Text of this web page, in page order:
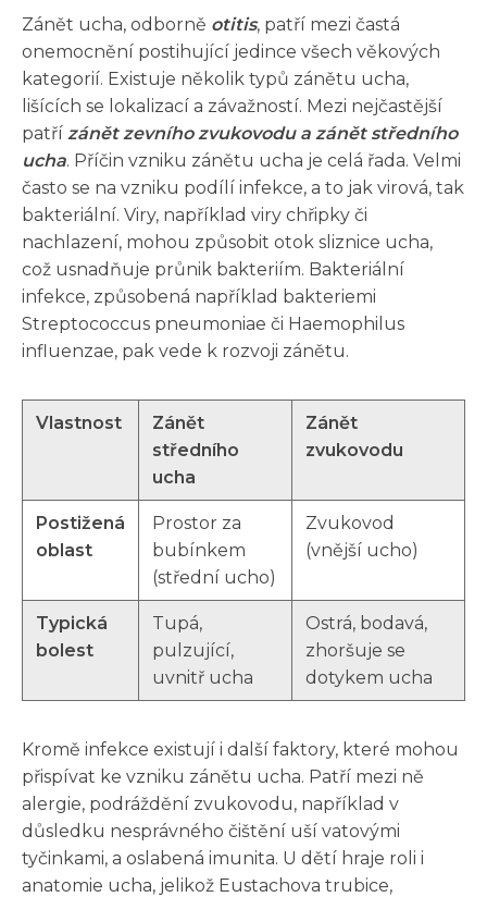
Zánět ucha, odborně otitis, patří mezi častá
onemocnění postihující jedince všech věkových
kategorií. Existuje několik typů zánětu ucha,
lišících se lokalizací a závažností. Mezi nejčastější
patří zánět zevního zvukovodu a zánět středního
ucha. Příčin vzniku zánětu ucha je celá řada. Velmi
často se na vzniku podílí infekce, a to jak virová, tak
bakteriální. Viry, například viry chřipky či
nachlazení, mohou způsobit otok sliznice ucha,
což usnadňuje průnik bakteriím. Bakteriální
infekce, způsobená například bakteriemi
Streptococcus pneumoniae či Haemophilus
influenzae, pak vede k rozvoji zánětu.
Vlastnost
Zánět
středního
ucha
Zánět
zvukovodu
Postižená
oblast
Prostor za
bubínkem
(střední ucho)
Zvukovod
(vnější ucho)
Typická
bolest
Tupá,
pulzující,
uvnitř ucha
Ostrá, bodavá,
zhoršuje se
dotykem ucha
Kromě infekce existují i ​​další faktory, které mohou
přispívat ke vzniku zánětu ucha. Patří mezi ně
alergie, podráždění zvukovodu, například v
důsledku nesprávného čištění uší vatovými
tyčinkami, a oslabená imunita. U dětí hraje roli i
anatomie ucha, jelikož Eustachova trubice,